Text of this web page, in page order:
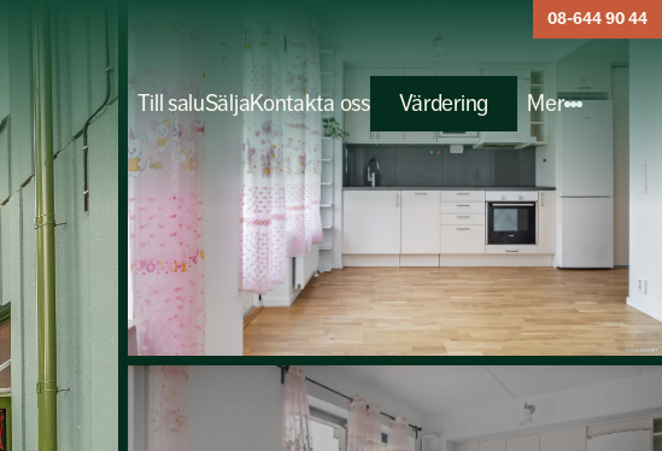
Till saluSäljaKontakta oss Värdering Mer
08-644 90 44